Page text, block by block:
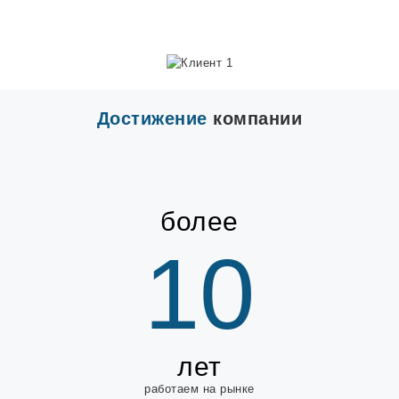
Достижение компании
более
10
лет
работаем на рынке